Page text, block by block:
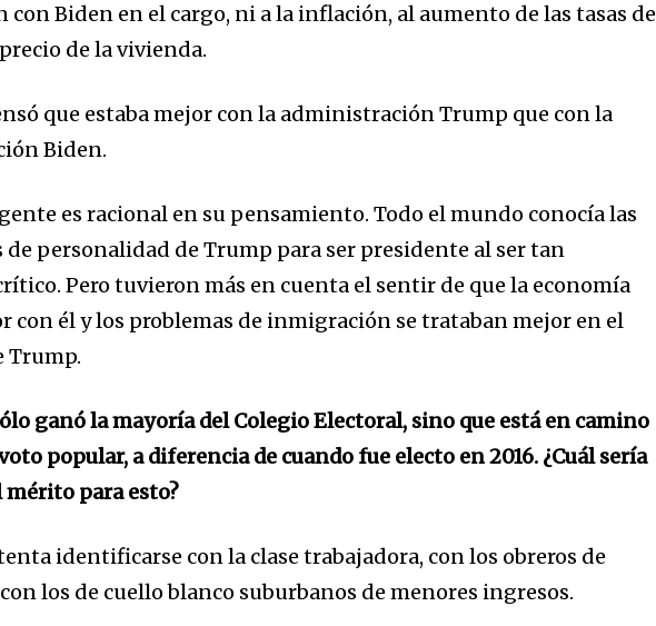
Biden en el cargo, ni a la inflación, al aumento de las tasas de
de la vivienda.
que estaba mejor con la administración Trump que con la
Biden.
es racional en su pensamiento. Todo el mundo conocía las
personalidad de Trump para ser presidente al ser tan
Pero tuvieron más en cuenta el sentir de que la economía
con él y los problemas de inmigración se trataban mejor en el
Trump.
ganó la mayoría del Colegio Electoral, sino que está en camino
popular, a diferencia de cuando fue electo en 2016. ¿Cuál sería
para esto?
identificarse con la clase trabajadora, con los obreros de
los de cuello blanco suburbanos de menores ingresos.